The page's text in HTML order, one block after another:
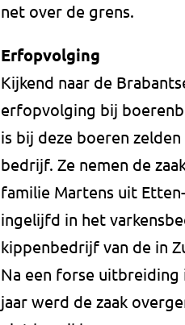
net over de grens.
Erfopvolging
Kijkend naar de
erfopvolging bij
is bij deze boeren
bedrijf. Ze nemen de
familie Martens uit
ingelijfd in het
kippenbedrijf van de in
Na een forse
jaar werd de zaak